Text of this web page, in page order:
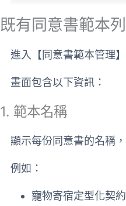
既有同意書範本
進入【同意書範本管理
畫面包含以下資訊：
1. 範本名稱
顯示每份同意書的名稱
例如：
寵物寄宿定型化契約